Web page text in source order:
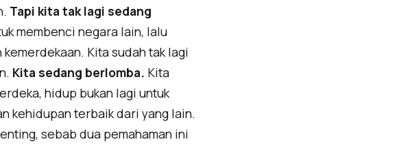
Tapi kita tak lagi sedang
membenci negara lain, lalu
Kita sudah tak lagi
Kita sedang berlomba. Kita
hidup bukan lagi untuk
kehidupan terbaik dari yang lain.
sebab dua pemahaman ini